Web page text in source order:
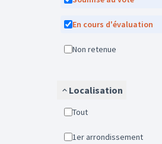
En cours d'évaluation
Non retenue
Localisation
Tout
1er arrondissement